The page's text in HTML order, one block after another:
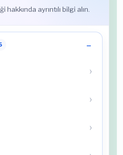
ayrıntılı bilgi alın.